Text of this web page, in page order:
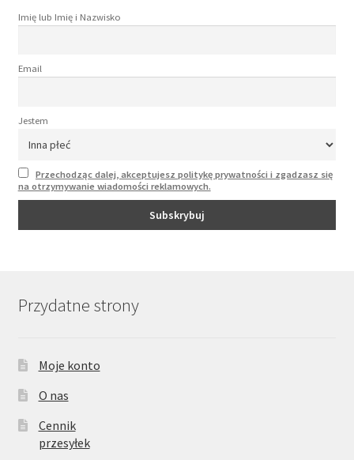
Imię lub Imię i Nazwisko
Email
Jestem
Przechodząc dalej, akceptujesz politykę prywatności i zgadzasz się
na otrzymywanie wiadomości reklamowych.
Przydatne strony
Moje konto
O nas
Cennik
przesyłek